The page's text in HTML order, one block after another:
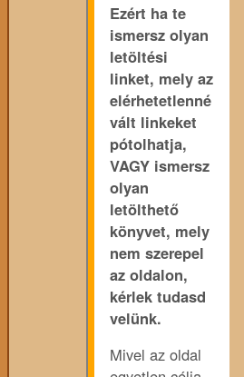
Ezért ha te
ismersz olyan
letöltési
linket, mely az
elérhetetlenné
vált linkeket
pótolhatja,
VAGY ismersz
olyan
letölthető
könyvet, mely
nem szerepel
az oldalon,
kérlek tudasd
velünk.
Mivel az oldal